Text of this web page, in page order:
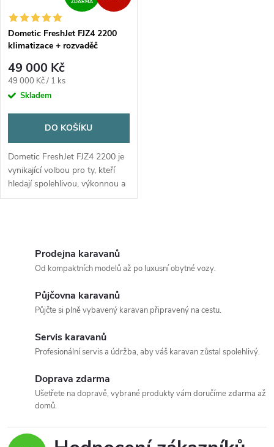
ZDARMA
Dometic FreshJet FJZ4 2200
klimatizace + rozvaděč
49 000 Kč
Měrná
cena:
49 000 Kč / 1 ks
Skladem
DO KOŠÍKU
Dometic FreshJet FJZ4 2200 je
vynikající volbou pro ty, kteří
hledají spolehlivou, výkonnou a
tichou klimatizaci pro své
p
Prodejna karavanů
Od kompaktních modelů až po luxusní obytné vozy.
Půjčovna karavanů
Půjčte si plně vybavený karavan připravený na cestu.
Servis karavanů
Profesionální servis a údržba, aby váš karavan zůstal spolehlivý.
Doprava zdarma
Ušetřete na dopravě, vybrané produkty vám doručíme zdarma až
domů.